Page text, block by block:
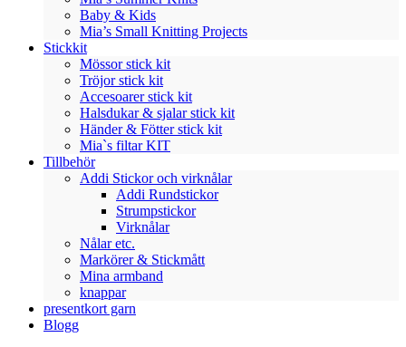
Baby & Kids
Mia’s Small Knitting Projects
Stickkit
Mössor stick kit
Tröjor stick kit
Accesoarer stick kit
Halsdukar & sjalar stick kit
Händer & Fötter stick kit
Mia`s filtar KIT
Tillbehör
Addi Stickor och virknålar
Addi Rundstickor
Strumpstickor
Virknålar
Nålar etc.
Markörer & Stickmått
Mina armband
knappar
presentkort garn
Blogg